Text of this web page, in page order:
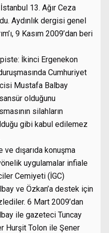
13. Ağır Ceza
Aydınlık dergisi genel
9 Kasım 2009’dan beri
İkinci Ergenekon
Cumhuriyet
Mustafa Balbay
olduğunu
silahların
gibi kabul edilemez
dışarıda konuşma
yönelik uygulamalar infiale
Cemiyeti (İGC)
ve Özkan’a destek için
6 Mart 2009’dan
ile gazeteci Tuncay
Hurşit Tolon ile Şener